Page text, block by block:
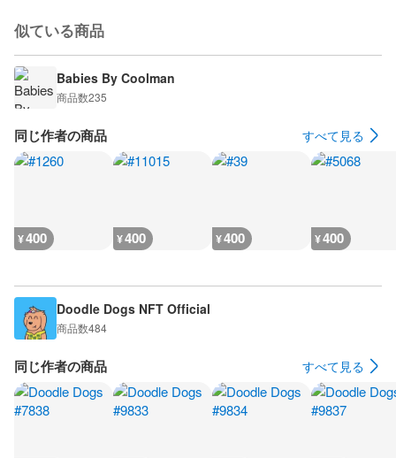
似ている商品
Babies By Coolman
商品数235
同じ作者の商品 すべて見る
¥400 ¥400 ¥400 ¥400
Doodle Dogs NFT Official
商品数484
同じ作者の商品 すべて見る